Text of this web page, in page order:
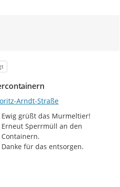
Arndt-Straße
Ewig grüßt das Murmeltier!
Erneut Sperrmüll an den
Containern.
Danke für das entsorgen.